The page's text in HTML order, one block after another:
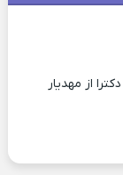
از مهدیار